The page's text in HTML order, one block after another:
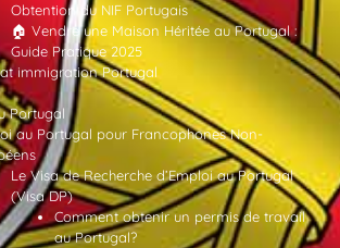
Obtention du NIF Portugais
🏠 Vendre une Maison Héritée au Portugal :
Guide Pratique 2025
immigration Portugal
Portugal
au Portugal pour Francophones Non-
Le Visa de Recherche d’Emploi au Portugal
(Visa DP)
Comment obtenir un permis de travail
au Portugal?